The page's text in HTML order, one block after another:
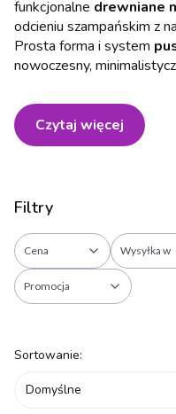
funkcjonalne drewniane
odcieniu szampańskim z
Prosta forma i system
nowoczesny,
Czytaj więcej
Filtry
Cena Wysyłka w
Promocja
Lista produktów
Sortowanie:
Domyślne